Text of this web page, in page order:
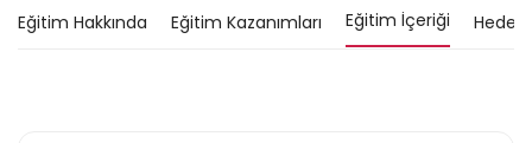
Eğitim Hakkında Eğitim Kazanımları Eğitim İçeriği Hedef